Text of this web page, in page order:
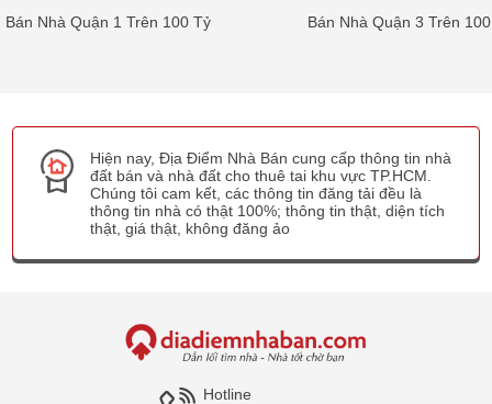
Bán Nhà Quận 1 Trên 100 Tỷ
Bán Nhà Quận 3 Trên
Hiện nay, Địa Điểm Nhà Bán cung cấp thông tin nhà
đất bán và nhà đất cho thuê tai khu vực TP.HCM.
Chúng tôi cam kết, các thông tin đăng tải đều là
thông tin nhà có thật 100%; thông tin thật, diện tích
thật, giá thật, không đăng ảo
Hotline